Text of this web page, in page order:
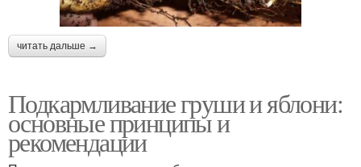
читать дальше →
Подкармливание груши и яблони:
основные принципы и
рекомендации